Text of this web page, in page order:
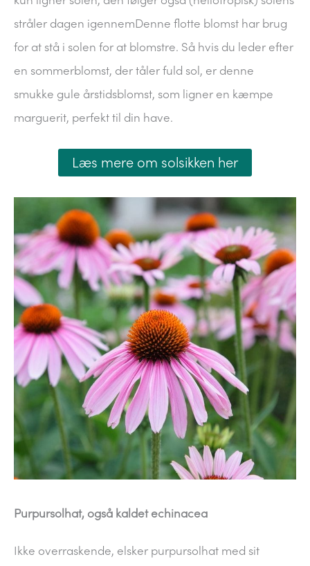
stråler dagen igennemDenne flotte blomst har brug
for at stå i solen for at blomstre. Så hvis du leder efter
en sommerblomst, der tåler fuld sol, er denne
smukke gule årstidsblomst, som ligner en kæmpe
marguerit, perfekt til din have.
Læs mere om solsikken her
Purpursolhat, også kaldet echinacea
Ikke overraskende, elsker purpursolhat med sit